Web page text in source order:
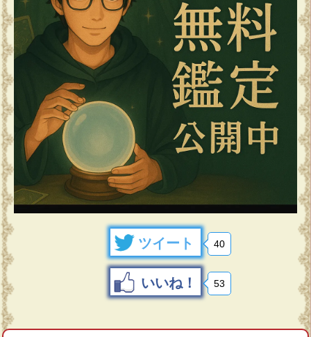
ツイート 40
いいね！ 53